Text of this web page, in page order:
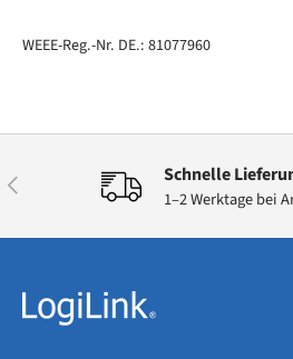
WEEE-Reg.-Nr. DE.: 81077960
Vorherige Schnelle
1–2 Werktage bei